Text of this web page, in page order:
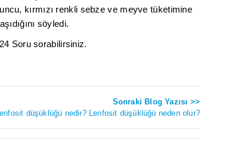
kırmızı renkli sebze ve meyve tüketimine
söyledi.
Soru sorabilirsiniz.
Sonraki Blog Yazısı >>
düşüklüğü nedir? Lenfosit düşüklüğü neden olur?